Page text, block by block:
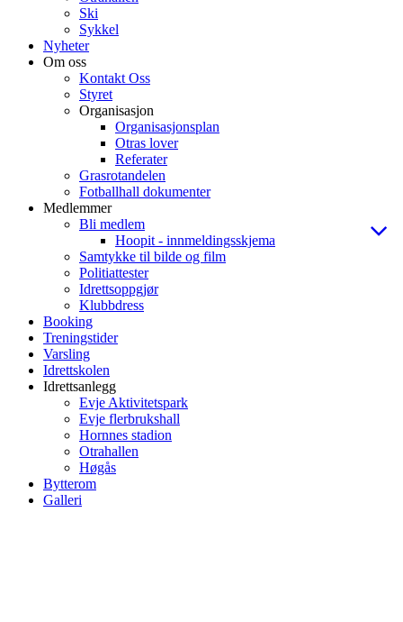
Ski
Sykkel
Nyheter
Om oss
Kontakt Oss
Styret
Organisasjon
Organisasjonsplan
Otras lover
Referater
Grasrotandelen
Fotballhall dokumenter
Medlemmer
Bli medlem
Hoopit - innmeldingsskjema
Samtykke til bilde og film
Politiattester
Idrettsoppgjør
Klubbdress
Booking
Treningstider
Varsling
Idrettskolen
Idrettsanlegg
Evje Aktivitetspark
Evje flerbrukshall
Hornnes stadion
Otrahallen
Høgås
Bytterom
Galleri